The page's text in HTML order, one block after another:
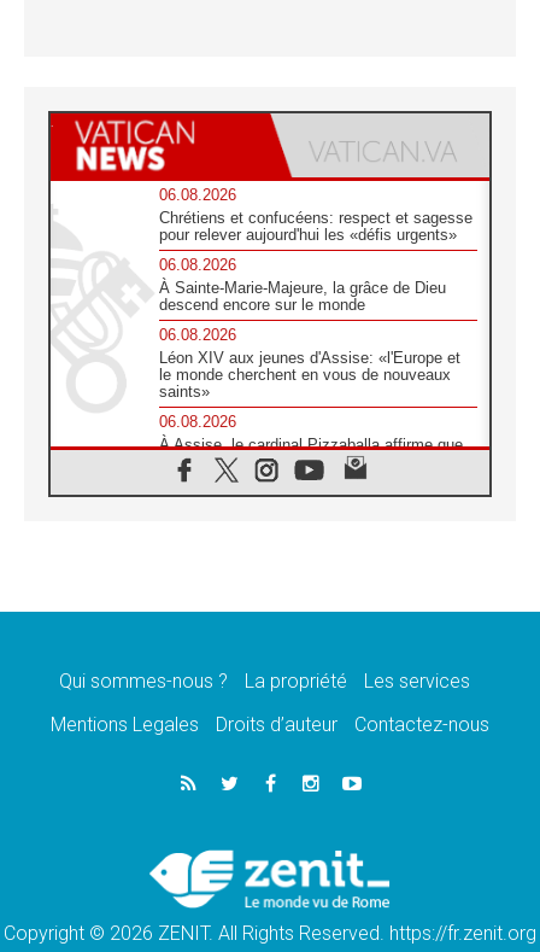
06.08.2026
Chrétiens et confucéens: respect et sagesse
pour relever aujourd'hui les «défis urgents»
06.08.2026
À Sainte-Marie-Majeure, la grâce de Dieu
descend encore sur le monde
06.08.2026
Léon XIV aux jeunes d'Assise: «l'Europe et
le monde cherchent en vous de nouveaux
saints»
06.08.2026
À Assise, le cardinal Pizzaballa affirme que
«les chrétiens veulent la paix»
06.08.2026
message de paix et de dignité humaine»
«La visite du Pape en Uruguay renforcera
l'espérance» affirme Mgr Tróccoli
05.08.2026
Le nonce en Ukraine: «Il est inquiétant
Léon XIV au Pérou, une lueur d'espoir pour
un peuple en quête de paix
Qui sommes-nous ? La propriété
Les services
Mentions Legales
Droits d’auteur Contactez-nous
Copyright © 2026 ZENIT. All Rights Reserved. https://fr.zenit.org